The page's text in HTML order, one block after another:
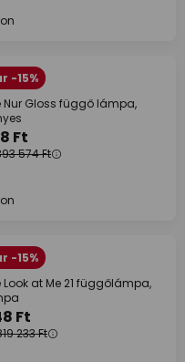
-15%
Nur Gloss függő lámpa,
Ft
574 Ft
-15%
at Me 21 függőlámpa,
Ft
233 Ft